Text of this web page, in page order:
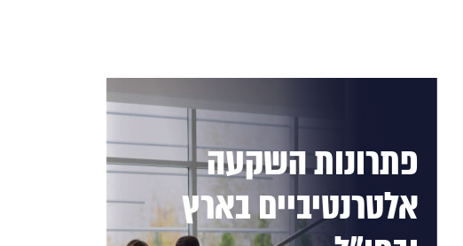
פתרונות השקעה
אלטרנטיביים בארץ